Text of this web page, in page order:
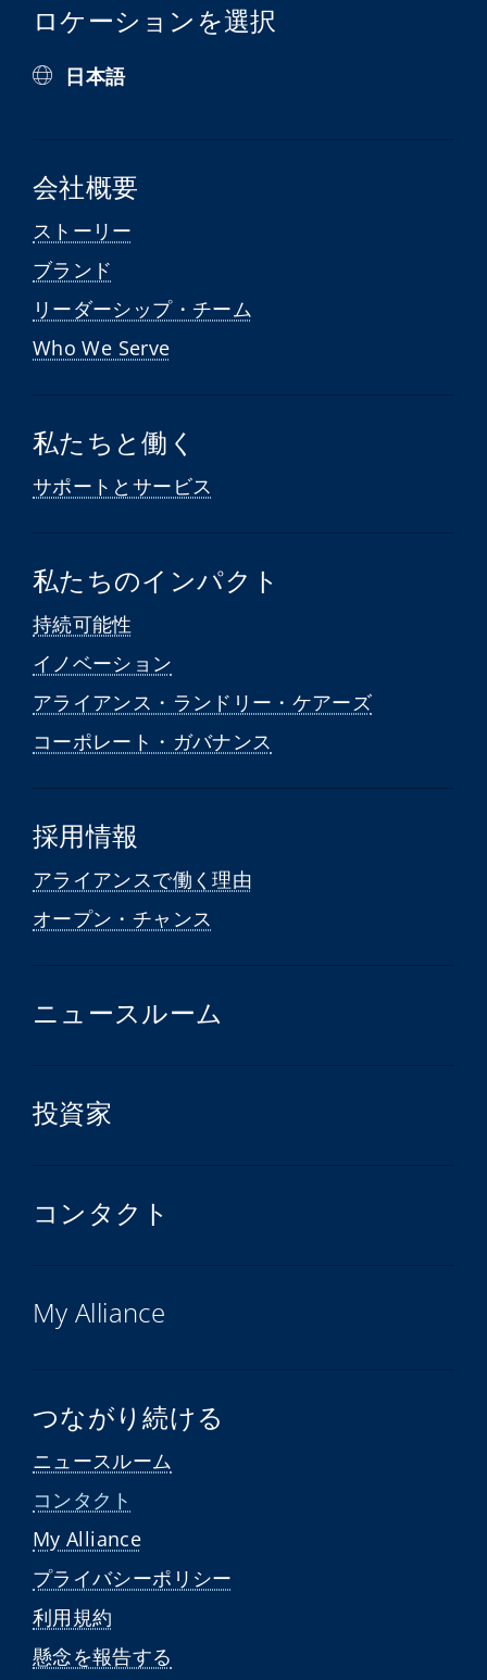
ロケーションを選択
日本語
会社概要
ストーリー
ブランド
リーダーシップ・チーム
Who We Serve
私たちと働く
サポートとサービス
私たちのインパクト
持続可能性
イノベーション
アライアンス・ランドリー・ケアーズ
コーポレート・ガバナンス
採用情報
アライアンスで働く理由
オープン・チャンス
ニュースルーム
投資家
コンタクト
My Alliance
つながり続ける
ニュースルーム
コンタクト
My Alliance
プライバシーポリシー
利用規約
懸念を報告する